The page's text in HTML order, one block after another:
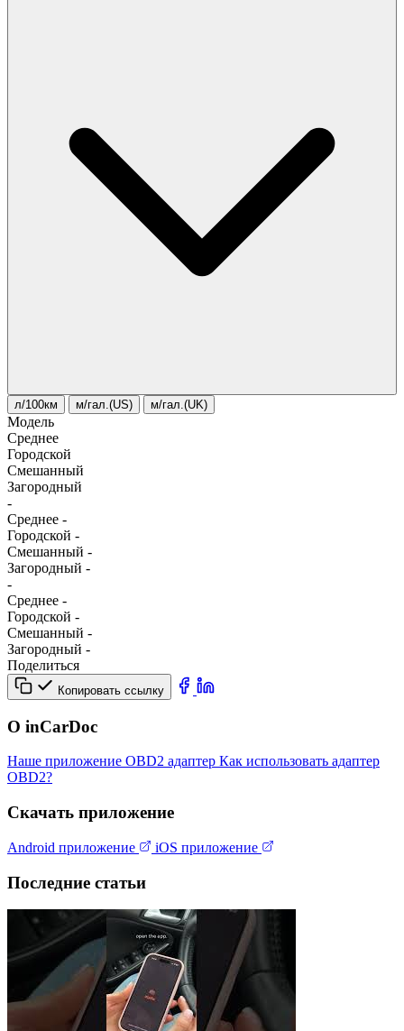
л/100км м/гал.(US) м/гал.(UK)
Модель
Среднее
Городской
Смешанный
Загородный
-
Среднее -
Городской -
Смешанный -
Загородный -
-
Среднее -
Городской -
Смешанный -
Загородный -
Поделиться
Копировать ссылку
О inCarDoc
Наше приложение OBD2 адаптер Как использовать адаптер
OBD2?
Скачать приложение
Android приложение iOS приложение
Последние статьи